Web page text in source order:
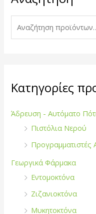
ή
σ
γ
Κατηγορίες
Άδρευση - Αυτόματο
Πιστόλια Νερού
Προγραμματιστές
Γεωργικά Φάρμακα
Εντομοκτόνα
Ζιζανιοκτόνα
Μυκητοκτόνα